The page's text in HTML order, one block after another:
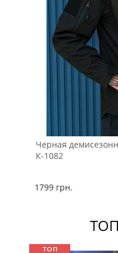
Черная
К-1082
1799 грн.